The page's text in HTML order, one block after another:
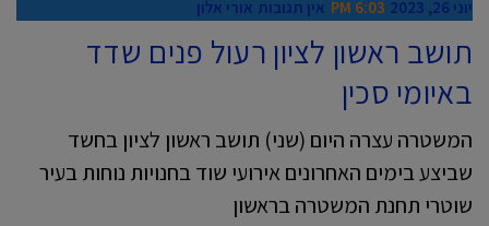
יוני 26, 2023 6:03 PM אין תגובות אורי אלון
תושב ראשון לציון רעול פנים שדד
באיומי סכין
המשטרה עצרה היום (שני) תושב ראשון לציון בחשד
שביצע בימים האחרונים אירועי שוד בחנויות נוחות בעיר
שוטרי תחנת המשטרה בראשון